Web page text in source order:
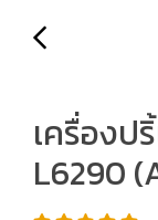
เครื่องป
L6290